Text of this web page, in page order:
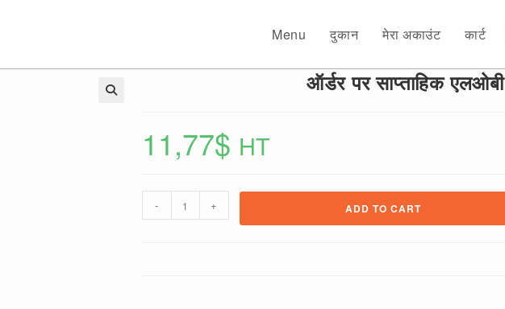
Menu दुकान मेरा अकाउंट कार्ट
ऑर्डर पर साप्ताहिक एलओबी
11,77$ HT
पर
- + ADD TO CART